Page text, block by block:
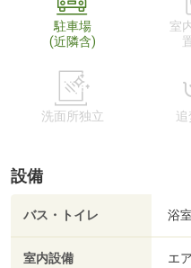
駐車場
(近隣含)
室
洗面所独立
設備
バス・トイレ 浴
室内設備 エ